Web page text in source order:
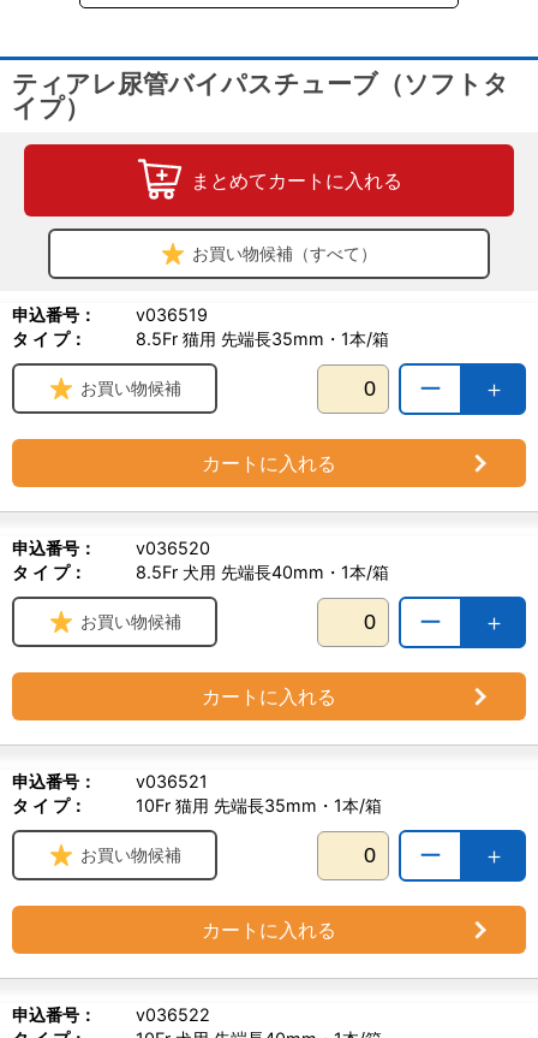
・固定板 2枚
●動物用医療機器届出番号：元動薬第447号
ティアレ尿管バイパスチューブ（ソフトタ
イプ）
まとめてカートに入れる
お買い物候補（すべて）
申込番号：
v036519
タ イ プ：
8.5Fr 猫用 先端長35mm・1本/箱
＋
ー
お買い物候補
カートに入れる
申込番号：
v036520
タ イ プ：
8.5Fr 犬用 先端長40mm・1本/箱
＋
ー
お買い物候補
カートに入れる
申込番号：
v036521
タ イ プ：
10Fr 猫用 先端長35mm・1本/箱
＋
ー
お買い物候補
カートに入れる
申込番号：
v036522